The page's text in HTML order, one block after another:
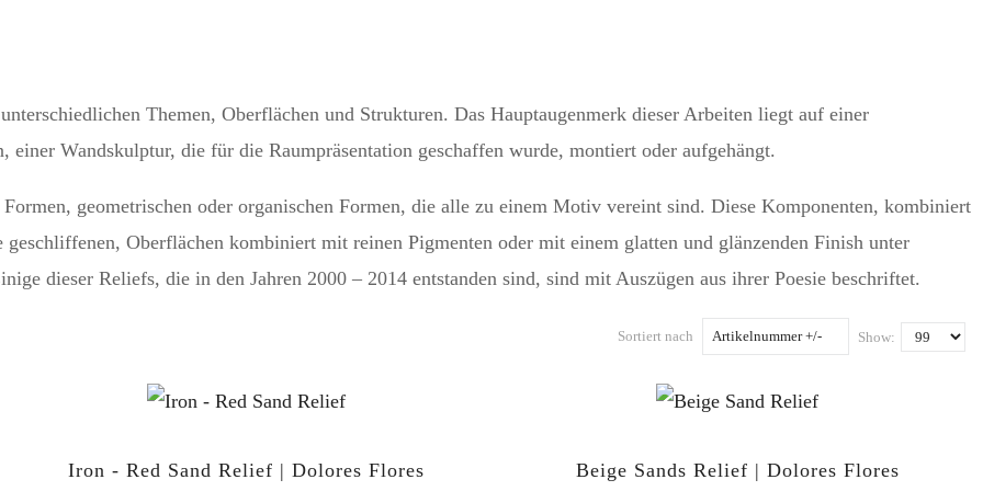
Themen, Oberflächen und Strukturen. Das Hauptaugenmerk dieser Arbeiten liegt auf einer
einer Wandskulptur, die für die Raumpräsentation geschaffen wurde, montiert oder aufgehängt.
geometrischen oder organischen Formen, die alle zu einem Motiv vereint sind. Diese Komponenten, kombiniert
Oberflächen kombiniert mit reinen Pigmenten oder mit einem glatten und glänzenden Finish unter
dieser Reliefs, die in den Jahren 2000 – 2014 entstanden sind, sind mit Auszügen aus ihrer Poesie beschriftet.
Sortiert nach Artikelnummer +/- Show:
Iron - Red Sand Relief | Dolores Flores Beige Sands Relief | Dolores Flores